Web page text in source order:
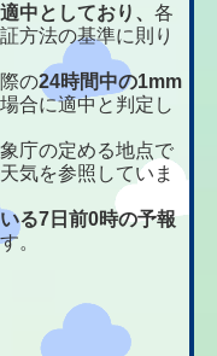
中としており、各
方法の基準に則り
の24時間中の1mm
合に適中と判定し
庁の定める地点で
気を参照していま
る7日前0時の予報
。